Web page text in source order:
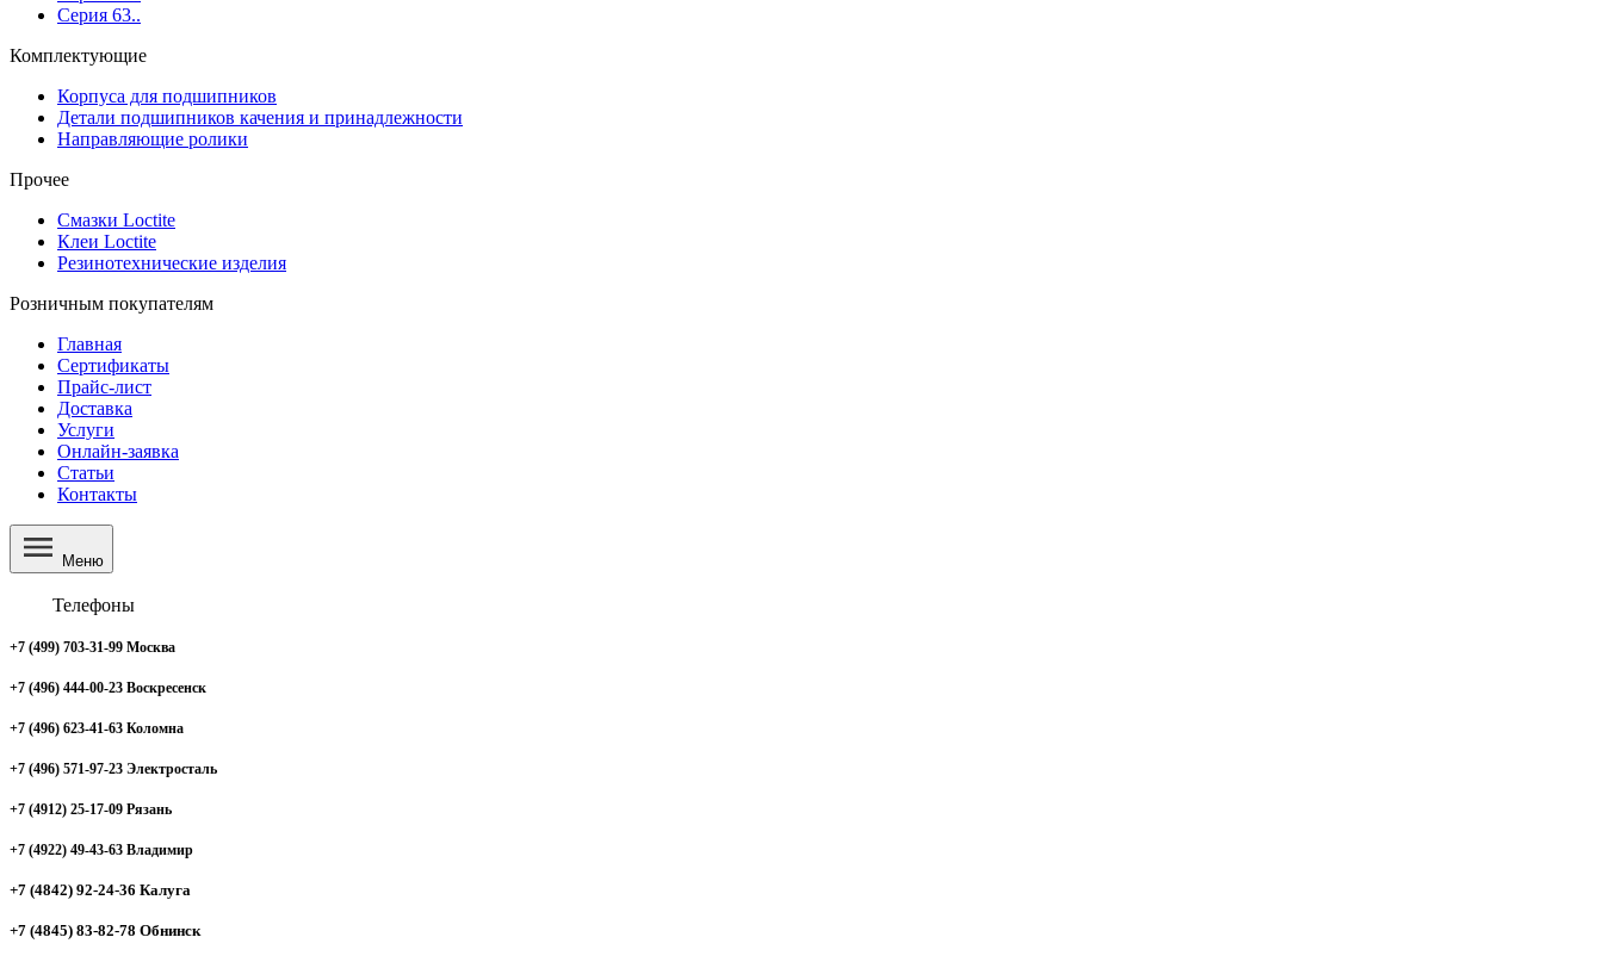
Серия 63..
Комплектующие
Корпуса для подшипников
Детали подшипников качения и принадлежности
Направляющие ролики
Прочее
Смазки Loctite
Клеи Loctite
Резинотехнические изделия
Розничным покупателям
Главная
Сертификаты
Прайс-лист
Доставка
Услуги
Онлайн-заявка
Статьи
Контакты
Меню
Телефоны
+7 (499) 703-31-99 Москва
+7 (496) 444-00-23 Воскресенск
+7 (496) 623-41-63 Коломна
+7 (496) 571-97-23 Электросталь
+7 (4912) 25-17-09 Рязань
+7 (4922) 49-43-63 Владимир
+7 (4842) 92-24-36 Калуга
+7 (4845) 83-82-78 Обнинск